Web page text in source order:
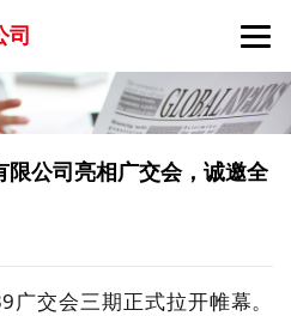
限公司亮相广交会，诚邀全
交会三期正式拉开帷幕。